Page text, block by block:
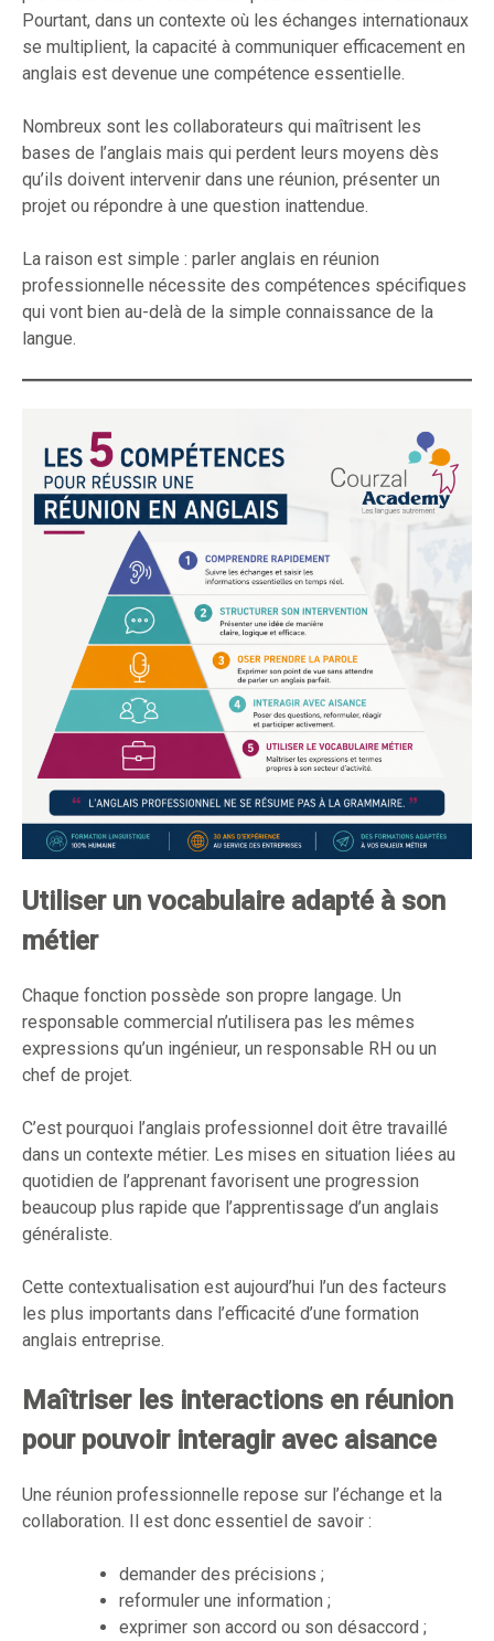
Pourtant, dans un contexte où les échanges internationaux
se multiplient, la capacité à communiquer efficacement en
anglais est devenue une compétence essentielle.
Nombreux sont les collaborateurs qui maîtrisent les
bases de l’anglais mais qui perdent leurs moyens dès
qu’ils doivent intervenir dans une réunion, présenter un
projet ou répondre à une question inattendue.
La raison est simple : parler anglais en réunion
professionnelle nécessite des compétences spécifiques
qui vont bien au-delà de la simple connaissance de la
langue.
Utiliser un vocabulaire adapté à son
métier
Chaque fonction possède son propre langage. Un
responsable commercial n’utilisera pas les mêmes
expressions qu’un ingénieur, un responsable RH ou un
chef de projet.
C’est pourquoi l’anglais professionnel doit être travaillé
dans un contexte métier. Les mises en situation liées au
quotidien de l’apprenant favorisent une progression
beaucoup plus rapide que l’apprentissage d’un anglais
généraliste.
Cette contextualisation est aujourd’hui l’un des facteurs
les plus importants dans l’efficacité d’une formation
anglais entreprise.
Maîtriser les interactions en réunion
pour pouvoir interagir avec aisance
Une réunion professionnelle repose sur l’échange et la
collaboration. Il est donc essentiel de savoir :
demander des précisions ;
reformuler une information ;
exprimer son accord ou son désaccord ;